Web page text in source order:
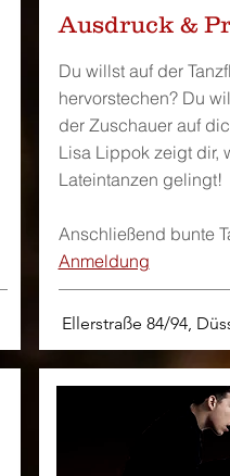
Ausdruck &
Du willst auf der
hervorstechen? Du
der Zuschauer auf
Lisa Lippok zeigt dir,
Lateintanzen gelingt!
Anschließend bunte
Anmeldung
Ellerstraße 84/94,